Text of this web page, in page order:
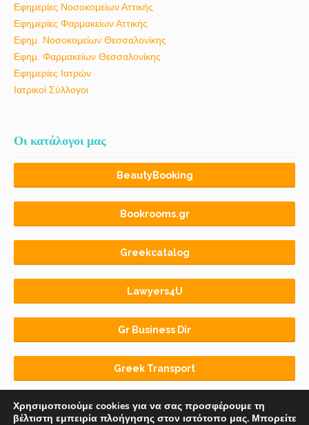
Εφημερίες Νοσοκομείων Αττικής
Εφημερίες Φαρμακείων Αττικής
Εφημ. Νοσοκομείων Θεσσαλονίκης
Εφημ. Φαρμακείων Θεσσαλονίκης
Εφημερίες Ιατρών
Ιατρικοί Σύλλογοι
Οι κατάλογοι μας
BeautyBooking
Bookrooms.gr
Greekcatalog
Lawyers4U
Gr Business Dir
Greek Transport
Χρησιμοποιούμε cookies για να σας προσφέρουμε τη
βέλτιστη εμπειρία πλοήγησης στον ιστότοπο μας. Μπορείτε